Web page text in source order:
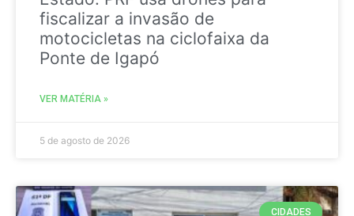
fiscalizar a invasão de
motocicletas na ciclofaixa da
Ponte de Igapó
VER MATÉRIA »
5 de agosto de 2026
CIDADES